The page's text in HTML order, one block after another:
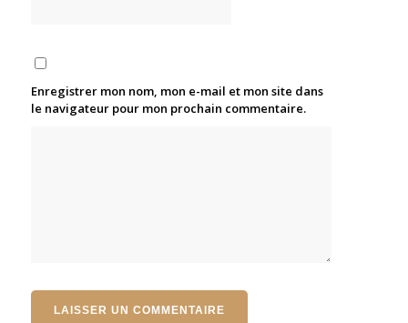
Enregistrer mon nom, mon e-mail et mon site dans
le navigateur pour mon prochain commentaire.